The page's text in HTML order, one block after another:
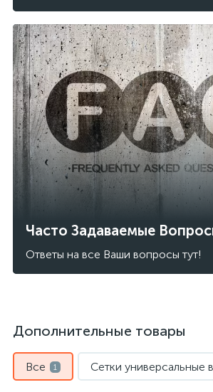
Часто Задаваемые
Ответы на все Ваши вопросы тут!
Дополнительные товары
Все 1 Сетки универсальные